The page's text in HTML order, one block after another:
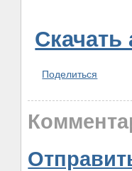
Скачать
Поделиться